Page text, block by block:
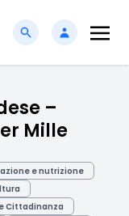
–
Mille
e nutrizione
Cittadinanza